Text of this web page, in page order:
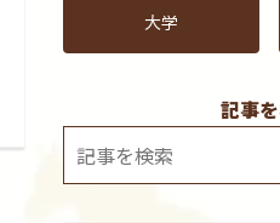
大学
記事